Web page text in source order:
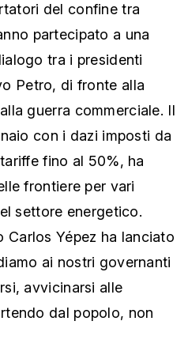
del confine tra
partecipato a una
tra i presidenti
Petro, di fronte alla
guerra commerciale. Il
con i dazi imposti da
fino al 50%, ha
frontiere per vari
settore energetico.
Yépez ha lanciato
ai nostri governanti
avvicinarsi alle
dal popolo, non